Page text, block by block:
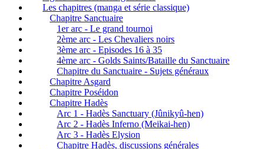
Les chapitres (manga et série classique)
Chapitre Sanctuaire
1er arc - Le grand tournoi
2ème arc - Les Chevaliers noirs
3ème arc - Episodes 16 à 35
4ème arc - Golds Saints/Bataille du Sanctuaire
Chapitre du Sanctuaire - Sujets généraux
Chapitre Asgard
Chapitre Poséidon
Chapitre Hadès
Arc 1 - Hadès Sanctuary (Jûnikyû-hen)
Arc 2 - Hadès Inferno (Meikai-hen)
Arc 3 - Hadès Elysion
Chapitre Hadès, discussions générales